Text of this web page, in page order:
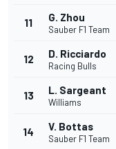
11 G. Zhou
Sauber F1 Team
12 D. Ricciardo
Racing Bulls
13 L. Sargeant
Williams
14 V. Bottas
Sauber F1 Team